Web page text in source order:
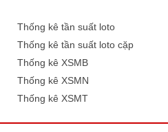
Thống kê tần suất loto
Thống kê tần suất loto cặp
Thống kê XSMB
Thống kê XSMN
Thống kê XSMT